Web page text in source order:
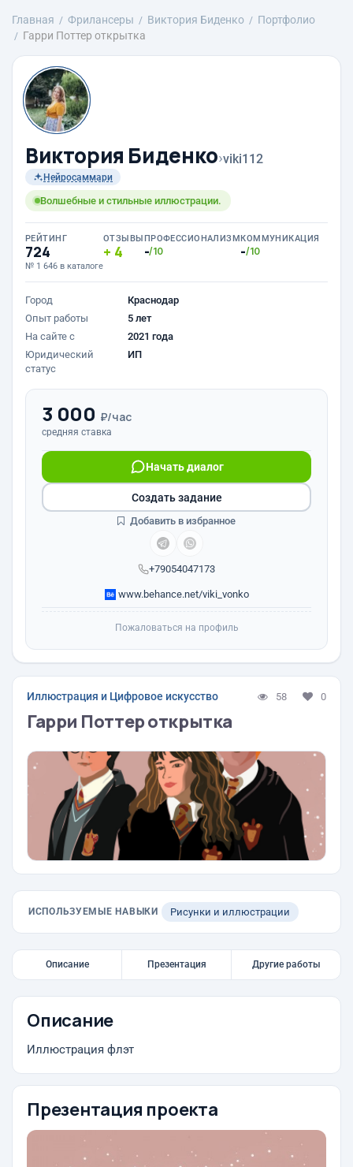
Главная Фрилансеры Виктория Биденко
Портфолио
Гарри Поттер открытка
Виктория Биденко›viki112
Нейросаммари
Волшебные и стильные иллюстрации.
РЕЙТИНГ
724
№ 1 646 в каталоге
ОТЗЫВЫ
4
ПРОФЕССИОНАЛИЗМ
-/10
КОММУНИКАЦИЯ
-/10
Город
Краснодар
Опыт работы
5 лет
На сайте с
2021 года
Юридический
статус
ИП
3 000 ₽/час
средняя ставка
+79054047173
Начать диалог
www.behance.net/viki_vonko
Создать задание
Добавить в избранное
Пожаловаться на профиль
Иллюстрация и Цифровое искусство 58 0
Гарри Поттер открытка
ИСПОЛЬЗУЕМЫЕ НАВЫКИ Рисунки и иллюстрации
Описание Презентация Другие работы
Описание
Иллюстрация флэт
Презентация проекта